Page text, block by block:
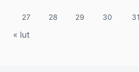
27 28 29 30 31
« lut